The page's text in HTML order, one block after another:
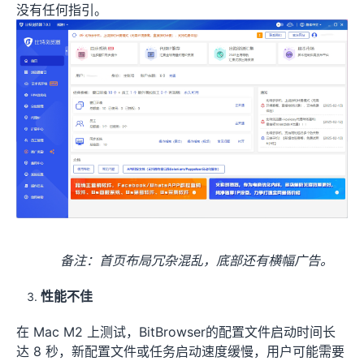
没有任何指引。
备注：首页布局冗杂混乱，底部还有横幅广告。
性能不佳
在 Mac M2 上测试，BitBrowser的配置文件启动时间长
达 8 秒，新配置文件或任务启动速度缓慢，用户可能需要